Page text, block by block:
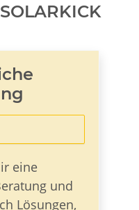
eine
und
Lösungen,